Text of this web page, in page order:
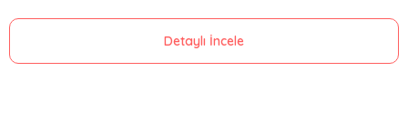
Detaylı İncele